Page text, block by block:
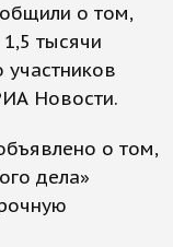
о том,
тысячи
участников
Новости.
о том,
дела»